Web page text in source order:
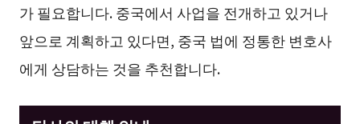
가 필요합니다. 중국에서 사업을 전개하고 있거나
앞으로 계획하고 있다면, 중국 법에 정통한 변호사
에게 상담하는 것을 추천합니다.